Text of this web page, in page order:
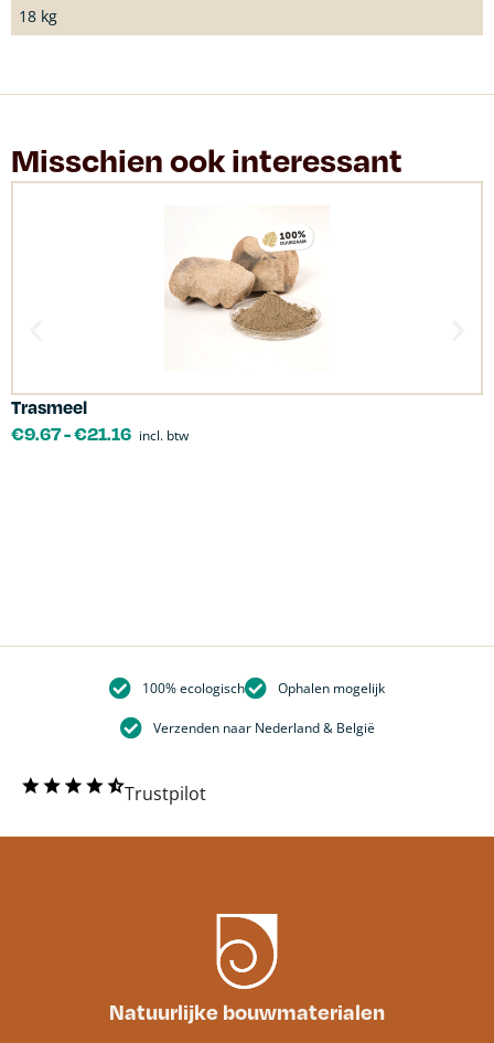
18 kg
Misschien ook interessant
Trasmeel
€9.67-€21.16 incl. btw
100% ecologisch Ophalen mogelijk
Verzenden naar Nederland & België
Trustpilot
Natuurlijke bouwmaterialen